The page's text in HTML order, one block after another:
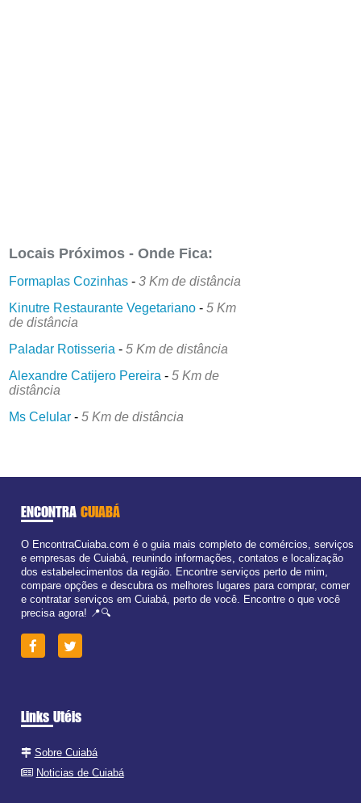
Locais Próximos - Onde Fica:
Formaplas Cozinhas -3 Km de distância
Kinutre Restaurante Vegetariano -5 Km
de distância
Paladar Rotisseria -5 Km de distância
Alexandre Catijero Pereira -5 Km de
distância
Ms Celular -5 Km de distância
ENCONTRA CUIABÁ
O EncontraCuiaba.com é o guia mais completo de comércios, serviços
e empresas de Cuiabá, reunindo informações, contatos e localização
dos estabelecimentos da região. Encontre serviços perto de mim,
compare opções e descubra os melhores lugares para comprar, comer
e contratar serviços em Cuiabá, perto de você. Encontre o que você
precisa agora! 📍🔍
Links Utéis
Sobre Cuiabá
Noticias de Cuiabá